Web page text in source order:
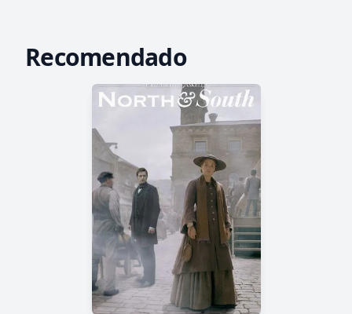
Recomendado